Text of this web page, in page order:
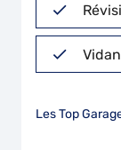
Les Top